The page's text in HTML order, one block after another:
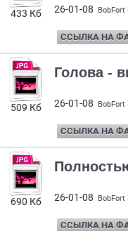
433 Кб 26-01-08 BobFort
ССЫЛКА НА
509 Кб
Голова -
26-01-08 BobFort
ССЫЛКА НА
690 Кб 26-01-08 BobFort
ССЫЛКА НА